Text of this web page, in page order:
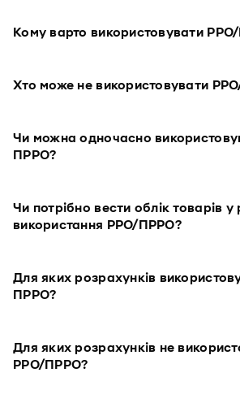
Кому варто використовувати
Хто може не використовувати
Чи можна одночасно
ПРРО?
Чи потрібно вести облік товарів у
використання РРО/ПРРО?
Для яких розрахунків
ПРРО?
Для яких розрахунків не
РРО/ПРРО?